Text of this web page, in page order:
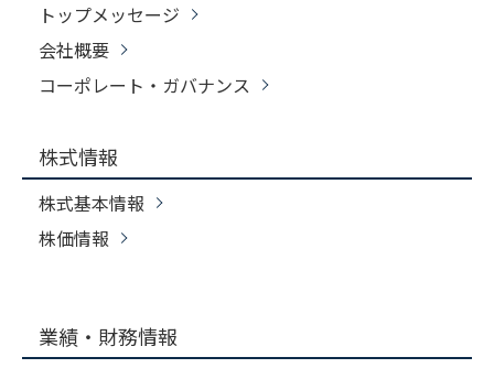
トップメッセージ
会社概要
コーポレート・ガバナンス
株式情報
株式基本情報
株価情報
業績・財務情報